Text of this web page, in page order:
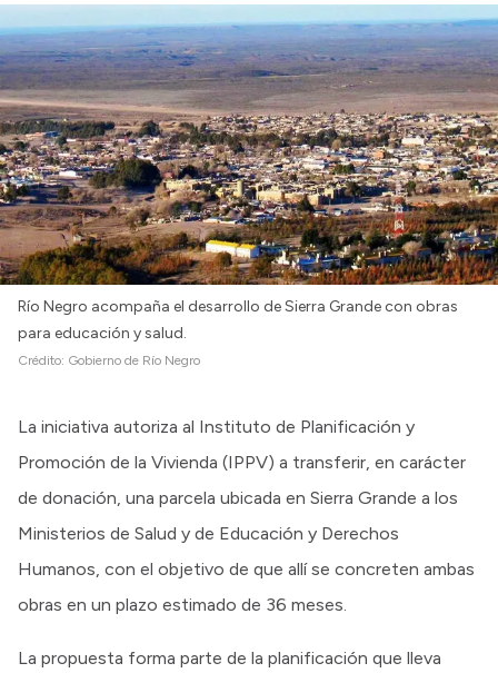
Río Negro acompaña el desarrollo de Sierra Grande con obras
para educación y salud.
Crédito: Gobierno de Río Negro
La iniciativa autoriza al Instituto de Planificación y
Promoción de la Vivienda (IPPV) a transferir, en carácter
de donación, una parcela ubicada en Sierra Grande a los
Ministerios de Salud y de Educación y Derechos
Humanos, con el objetivo de que allí se concreten ambas
obras en un plazo estimado de 36 meses.
La propuesta forma parte de la planificación que lleva